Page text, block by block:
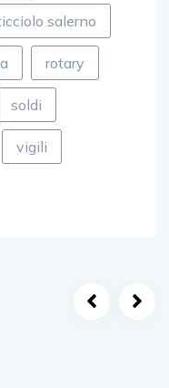
salerno
rotary
soldi
vigili